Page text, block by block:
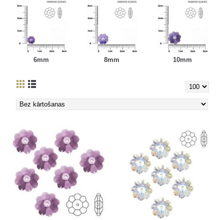
6mm 8mm 10mm